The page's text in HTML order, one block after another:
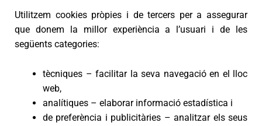
Utilitzem cookies pròpies i de tercers per a assegurar
que donem la millor experiència a l’usuari i de les
següents categories:
tècniques – facilitar la seva navegació en el lloc
web,
analítiques – elaborar informació estadística i
de preferència i publicitàries – analitzar els seus